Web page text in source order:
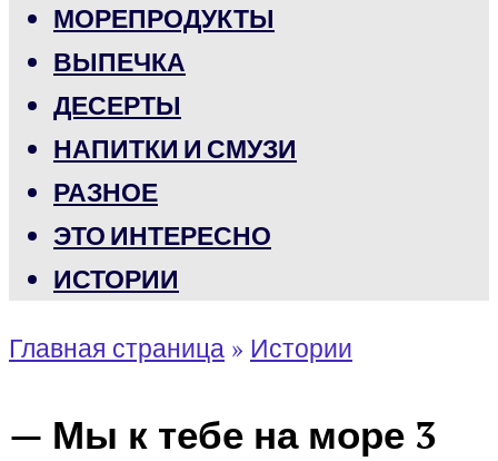
МОРЕПРОДУКТЫ
ВЫПЕЧКА
ДЕСЕРТЫ
НАПИТКИ И СМУЗИ
РАЗНОЕ
ЭТО ИНТЕРЕСНО
ИСТОРИИ
Главная страница » Истории
— Мы к тебе на море 3